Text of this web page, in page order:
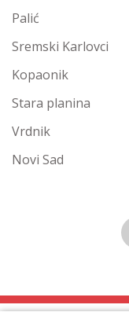
Palić
Sremski Karlovci
Kopaonik
Stara planina
Vrdnik
Novi Sad